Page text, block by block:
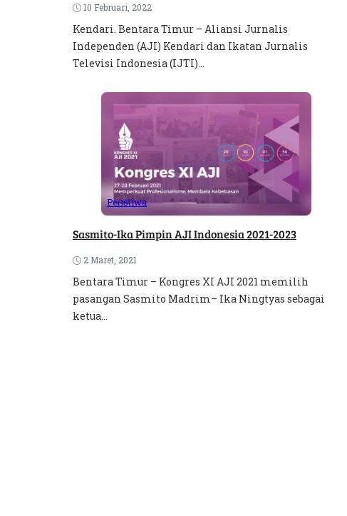
10 Februari, 2022
Kendari. Bentara Timur – Aliansi Jurnalis
Independen (AJI) Kendari dan Ikatan Jurnalis
Televisi Indonesia (IJTI)...
Peristiwa
Sasmito-Ika Pimpin AJI Indonesia 2021-2023
2 Maret, 2021
Bentara Timur – Kongres XI AJI 2021 memilih
pasangan Sasmito Madrim– Ika Ningtyas sebagai
ketua...